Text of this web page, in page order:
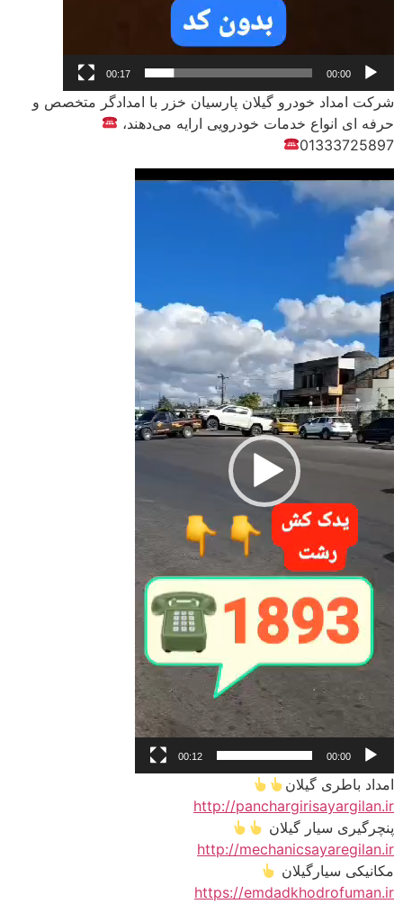
00:00
00:17
شرکت امداد خودرو گیلان پارسیان خزر با امدادگر متخصص و
حرفه ای انواع خدمات خودرویی ارایه می‌دهند،
01333725897
نمایشگر
ویدیو
00:00
00:12
امداد باطری گیلان
http://panchargirisayargilan.ir
پنچرگیری سیار گیلان
http://mechanicsayaregilan.ir
مکانیکی سیارگیلان
https://emdadkhodrofuman.ir